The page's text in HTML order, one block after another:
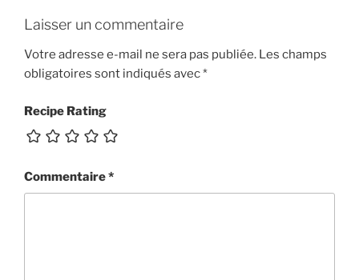
Laisser un commentaire
Votre adresse e-mail ne sera pas publiée. Les champs
obligatoires sont indiqués avec*
Recipe Rating
Commentaire*